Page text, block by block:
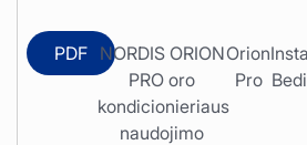
PDF NORDIS ORION
PRO oro
kondicionieriaus
naudojimo
Orion
Pro